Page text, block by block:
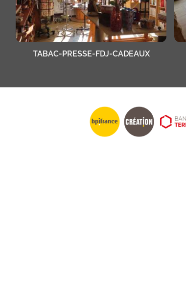
TABAC-PRESSE-FDJ-CADEAUX